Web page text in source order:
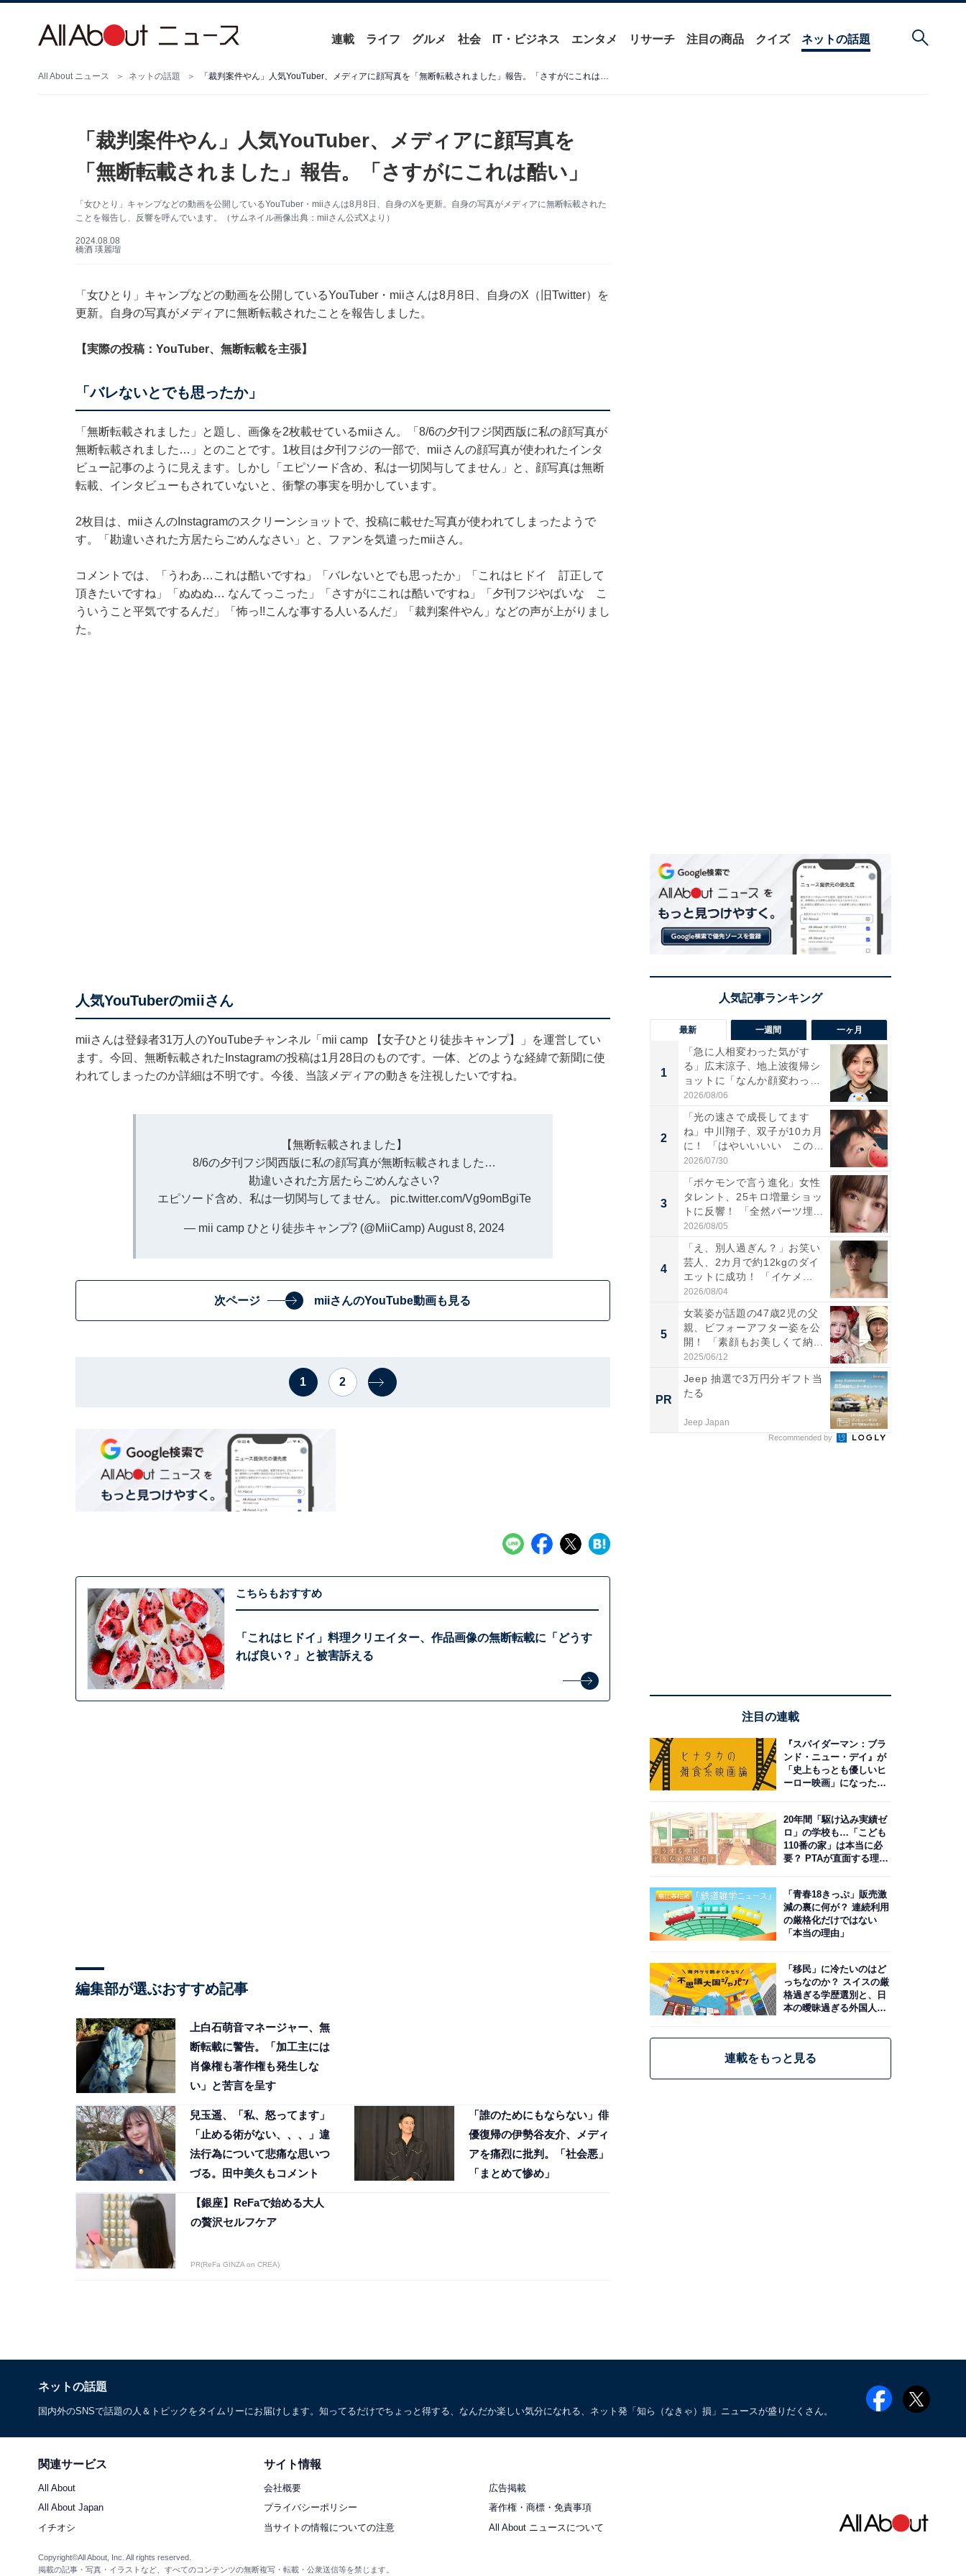
連載 ライフ グルメ 社会 IT・ビジネス エンタメ リサーチ 注目の商品 クイズ ネットの話題
All About ニュース ネットの話題 「裁判案件やん」人気YouTuber、メディアに顔写真を「無断転載されました」報告。「さすがにこれは酷い」
「裁判案件やん」人気YouTuber、メディアに顔写真を
「無断転載されました」報告。「さすがにこれは酷い」
「女ひとり」キャンプなどの動画を公開しているYouTuber・miiさんは8月8日、自身のXを更新。自身の写真がメディアに無断転載された
ことを報告し、反響を呼んでいます。（サムネイル画像出典：miiさん公式Xより）
2024.08.08
橋酒 瑛麗瑠
「女ひとり」キャンプなどの動画を公開しているYouTuber・miiさんは8月8日、自身のX（旧Twitter）を
更新。自身の写真がメディアに無断転載されたことを報告しました。
【実際の投稿：YouTuber、無断転載を主張】
「バレないとでも思ったか」
「無断転載されました」と題し、画像を2枚載せているmiiさん。「8/6の夕刊フジ関西版に私の顔写真が
無断転載されました…」とのことです。1枚目は夕刊フジの一部で、miiさんの顔写真が使われたインタ
ビュー記事のように見えます。しかし「エピソード含め、私は一切関与してません」と、顔写真は無断
転載、インタビューもされていないと、衝撃の事実を明かしています。
2枚目は、miiさんのInstagramのスクリーンショットで、投稿に載せた写真が使われてしまったようで
す。「勘違いされた方居たらごめんなさい」と、ファンを気遣ったmiiさん。
コメントでは、「うわあ…これは酷いですね」「バレないとでも思ったか」「これはヒドイ 訂正して
頂きたいですね」「ぬぬぬ… なんてっこった」「さすがにこれは酷いですね」「夕刊フジやばいな こ
ういうこと平気でするんだ」「怖っ!!こんな事する人いるんだ」「裁判案件やん」などの声が上がりまし
た。
人気YouTuberのmiiさん
miiさんは登録者31万人のYouTubeチャンネル「mii camp 【女子ひとり徒歩キャンプ】」を運営してい
ます。今回、無断転載されたInstagramの投稿は1月28日のものです。一体、どのような経緯で新聞に使
われてしまったのか詳細は不明です。今後、当該メディアの動きを注視したいですね。
【無断転載されました】
8/6の夕刊フジ関西版に私の顔写真が無断転載されました…
勘違いされた方居たらごめんなさい?
エピソード含め、私は一切関与してません。 pic.twitter.com/Vg9omBgiTe
— mii camp ひとり徒歩キャンプ? (@MiiCamp) August 8, 2024
次ページ miiさんのYouTube動画も見る
1 2
こちらもおすすめ
「これはヒドイ」料理クリエイター、作品画像の無断転載に「どうす
れば良い？」と被害訴える
編集部が選ぶおすすめ記事
上白石萌音マネージャー、無
断転載に警告。「加工主には
肖像権も著作権も発生しな
い」と苦言を呈す
兒玉遥、「私、怒ってます」
「止める術がない、、、」違
法行為について悲痛な思いつ
づる。田中美久もコメント
「誰のためにもならない」俳
優復帰の伊勢谷友介、メディ
アを痛烈に批判。「社会悪」
「まとめて惨め」
【銀座】ReFaで始める大人
の贅沢セルフケア
PR(ReFa GINZA on CREA)
最新 一週間 一ヶ月
1
「急に人相変わった気がす
る」広末涼子、地上波復帰シ
ョットに「なんか顔変わっ
た」の...
2026/08/06
2
「光の速さで成長してます
ね」中川翔子、双子が10カ月
に！ 「はやいいいい この
前...
2026/07/30
3
「ポケモンで言う進化」女性
タレント、25キロ増量ショッ
トに反響！ 「全然パーツ埋...
2026/08/05
4
「え、別人過ぎん？」お笑い
芸人、2カ月で約12kgのダイ
エットに成功！ 「イケメ...
2026/08/04
5
女装姿が話題の47歳2児の父
親、ビフォーアフター姿を公
開！ 「素顔もお美しくて納...
2025/06/12
PR
Jeep 抽選で3万円分ギフト当
たる
Jeep Japan
Recommended by
注目の連載
『スパイダーマン：ブラ
ンド・ニュー・デイ』が
「史上もっとも優しいヒ
ーロー映画」になった理
20年間「駆け込み実績ゼ
ロ」の学校も…「こども
110番の家」は本当に必
要？ PTAが直面する理想
「青春18きっぷ」販売激
減の裏に何が？ 連続利用
の厳格化だけではない
「本当の理由」
「移民」に冷たいのはど
っちなのか？ スイスの厳
格過ぎる学歴選別と、日
本の曖昧過ぎる外国人政
連載をもっと見る
ネットの話題
国内外のSNSで話題の人＆トピックをタイムリーにお届けします。知ってるだけでちょっと得する、なんだか楽しい気分になれる、ネット発「知ら（なきゃ）損」ニュースが盛りだくさん。
関連サービス
All About
All About Japan
イチオシ
サイト情報
会社概要
広告掲載
プライバシーポリシー
著作権・商標・免責事項
当サイトの情報についての注意
All About ニュースについて
Copyright©All About, Inc. All rights reserved.
掲載の記事・写真・イラストなど、すべてのコンテンツの無断複写・転載・公衆送信等を禁じます。